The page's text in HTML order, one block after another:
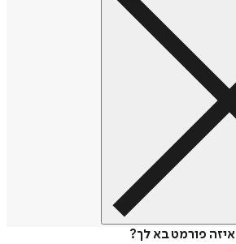
איזה פורמט בא לך?